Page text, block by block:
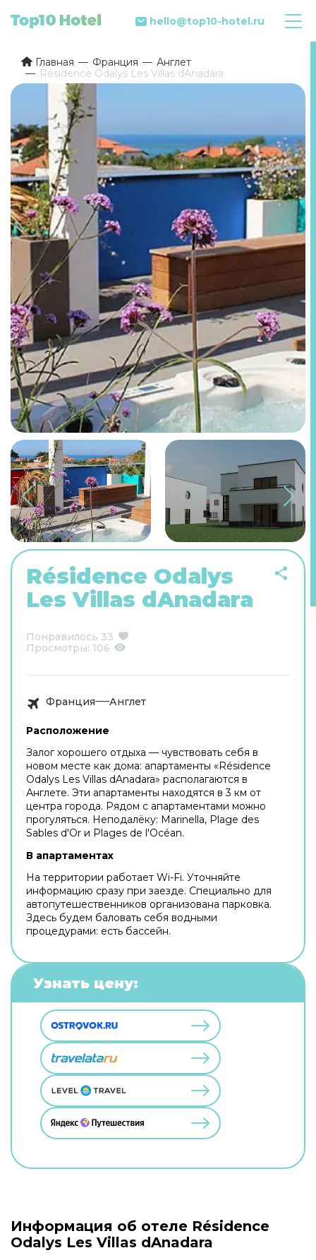
hello@top10-hotel.ru
Главная Франция
Англет
Résidence Odalys Les Villas dAnadara
Résidence Odalys
Les Villas dAnadara
Понравилось 33
Просмотры: 106
Франция Англет
Расположение
Залог хорошего отдыха — чувствовать себя в
новом месте как дома: апартаменты «Résidence
Odalys Les Villas dAnadara» располагаются в
Англете. Эти апартаменты находятся в 3 км от
центра города. Рядом с апартаментами можно
прогуляться. Неподалёку: Marinella, Plage des
Sables d'Or и Plages de l'Océan.
В апартаментах
На территории работает Wi-Fi. Уточняйте
информацию сразу при заезде. Специально для
автопутешественников организована парковка.
Здесь будем баловать себя водными
процедурами: есть бассейн.
Узнать цену:
Информация об отеле Résidence
Odalys Les Villas dAnadara